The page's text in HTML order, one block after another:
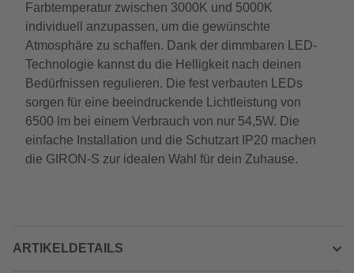
Farbtemperatur zwischen 3000K und 5000K
individuell anzupassen, um die gewünschte
Atmosphäre zu schaffen. Dank der dimmbaren LED-
Technologie kannst du die Helligkeit nach deinen
Bedürfnissen regulieren. Die fest verbauten LEDs
sorgen für eine beeindruckende Lichtleistung von
6500 lm bei einem Verbrauch von nur 54,5W. Die
einfache Installation und die Schutzart IP20 machen
die GIRON-S zur idealen Wahl für dein Zuhause.
ARTIKELDETAILS